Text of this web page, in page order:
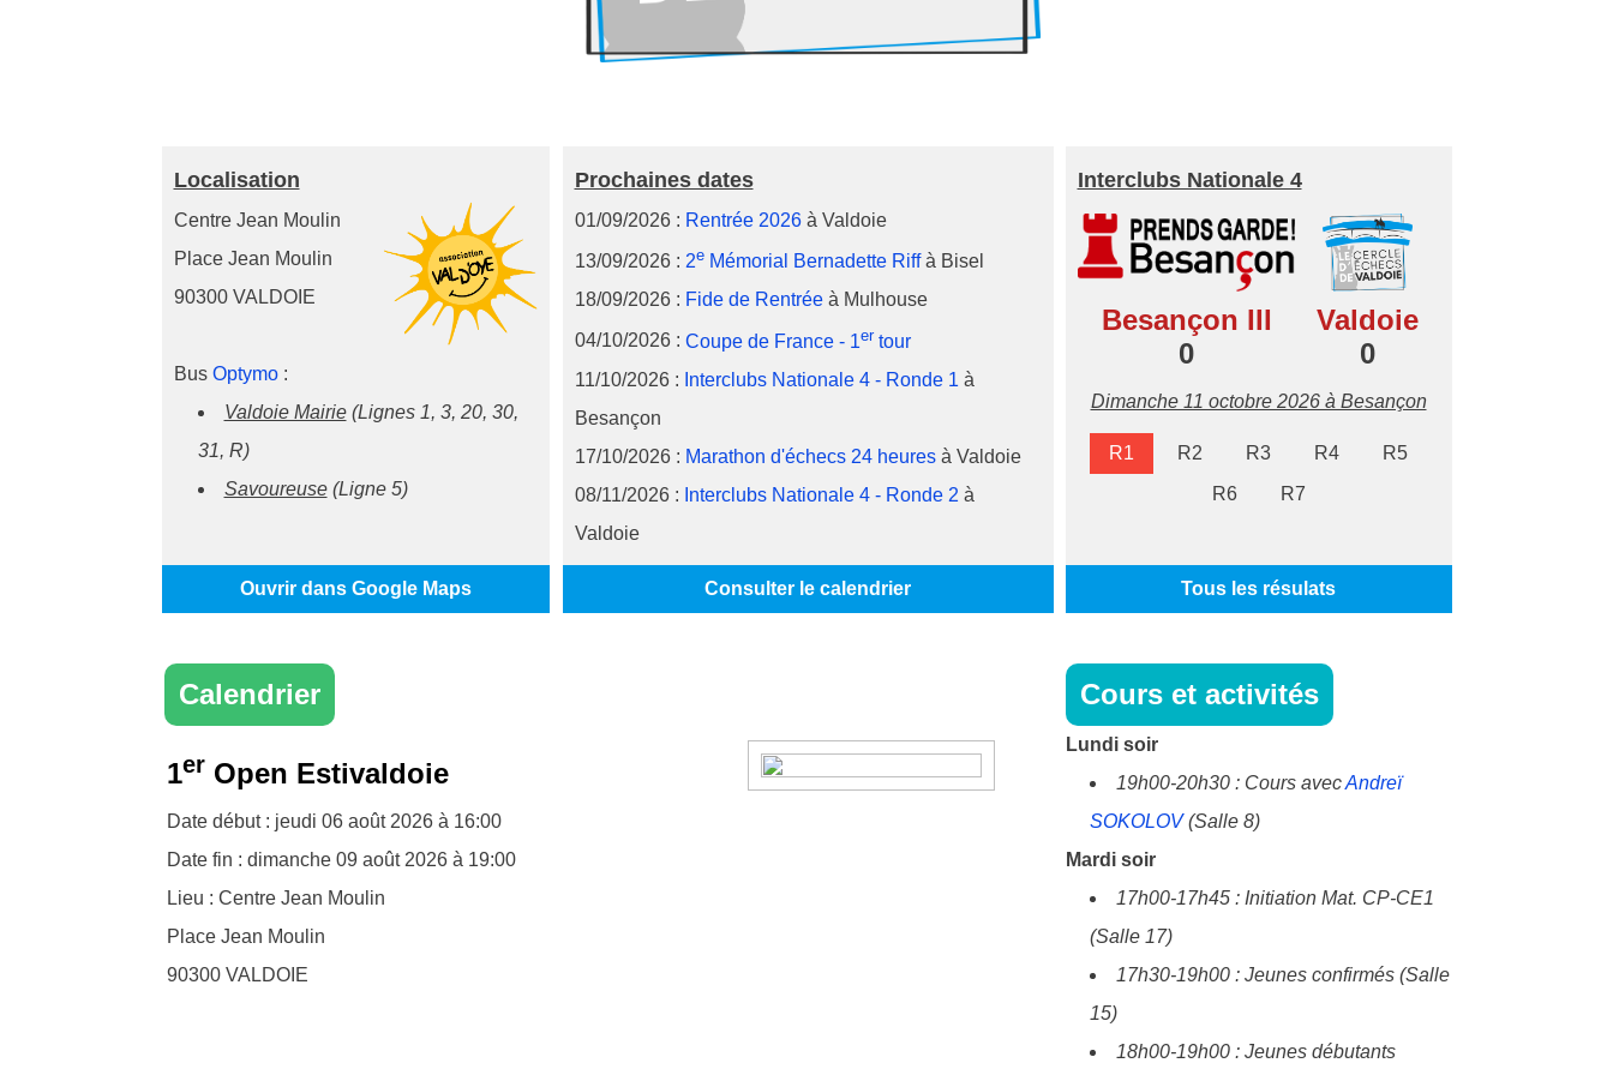
Localisation
Centre Jean Moulin
Place Jean Moulin
90300 VALDOIE
Bus Optymo:
Valdoie Mairie(Lignes 1, 3, 20, 30,
31, R)
Savoureuse(Ligne 5)
Prochaines dates
01/09/2026 : Rentrée 2026à Valdoie
13/09/2026 : 2eMémorial Bernadette Riffà Bisel
18/09/2026 : Fide de Rentréeà Mulhouse
04/10/2026 : Coupe de France - 1er tour
11/10/2026 : Interclubs Nationale 4 - Ronde 1 à
Besançon
17/10/2026 : Marathon d'échecs 24 heuresà Valdoie
08/11/2026 : Interclubs Nationale 4 - Ronde 2 à
Valdoie
Interclubs Nationale 4
Besançon III
Valdoie
0
0
Dimanche 11 octobre 2026 à Besançon
R1 R2 R3 R4
R5
R6
R7
Ouvrir dans Google Maps Consulter le calendrier Tous les résulats
Calendrier
1erOpen Estivaldoie
Date début : jeudi 06 août 2026 à 16:00
Date fin : dimanche 09 août 2026 à 19:00
Lieu : Centre Jean Moulin
Place Jean Moulin
90300 VALDOIE
Cours et activités
Lundi soir
19h00-20h30 : Cours avecAndreï
SOKOLOV(Salle 8)
Mardi soir
17h00-17h45 : Initiation Mat. CP-CE1
(Salle 17)
17h30-19h00 : Jeunes confirmés (Salle
15)
18h00-19h00 : Jeunes débutants